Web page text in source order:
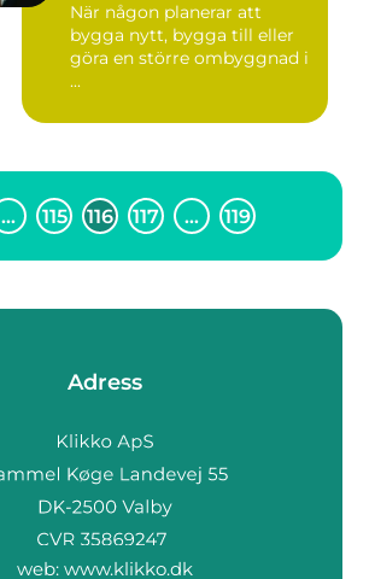
När någon planerar att
bygga nytt, bygga till eller
göra en större ombyggnad i
...
… 115 116 117 … 119
Adress
web: www.klikko.dk